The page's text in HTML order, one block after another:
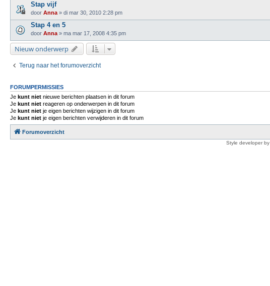
Stap vijf
door Anna » di mar 30, 2010 2:28 pm
Stap 4 en 5
door Anna » ma mar 17, 2008 4:35 pm
Nieuw onderwerp
Terug naar het forumoverzicht
FORUMPERMISSIES
Je kunt niet nieuwe berichten plaatsen in dit forum
Je kunt niet reageren op onderwerpen in dit forum
Je kunt niet je eigen berichten wijzigen in dit forum
Je kunt niet je eigen berichten verwijderen in dit forum
Forumoverzicht
Style developer by